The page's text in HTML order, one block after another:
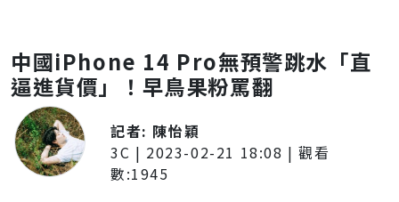
中國iPhone 14 Pro無預警跳水「直
逼進貨價」！早鳥果粉罵翻
記者: 陳怡穎
3C | 2023-02-21 18:08 | 觀看
數:1945